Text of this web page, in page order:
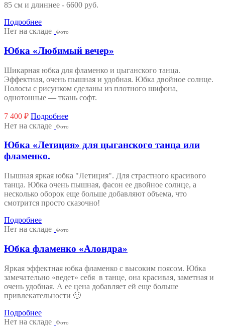
85 см и длиннее - 6600 руб.
Подробнее
Нет на складе
Фото
Юбка «Любимый вечер»
Шикарная юбка для фламенко и цыганского танца.
Эффектная, очень пышная и удобная. Юбка двойное солнце.
Полосы с рисунком сделаны из плотного шифона,
однотонные — ткань софт.
7 400 ₽ Подробнее
Нет на складе
Фото
Юбка «Летиция» для цыганского танца или
фламенко.
Пышная яркая юбка "Летиция". Для страстного красивого
танца. Юбка очень пышная, фасон ее двойное солнце, а
несколько оборок еще больше добавляют объема, что
смотрится просто сказочно!
Подробнее
Нет на складе
Фото
Юбка фламенко «Алондра»
Яркая эффектная юбка фламенко с высоким поясом. Юбка
замечательно «ведет» себя в танце, она красивая, заметная и
очень удобная. А ее цена добавляет ей еще больше
привлекательности 🙂
Подробнее
Нет на складе
Фото